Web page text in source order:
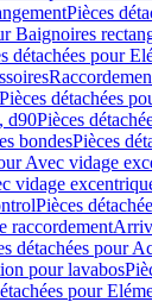
Pièces
Baignoires
détachées pour
Pièces détachées
d90Pièces
bondesPièces
Avec vidage
vidage
Pièces
raccordement
détachées pour
pour lavabos
pour